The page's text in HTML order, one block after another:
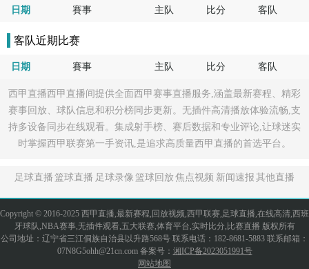
日期 賽事 主队 比分 客队
客队近期比赛
日期 賽事 主队 比分 客队
西甲直播西甲直播间提供全面西甲赛事直播服务,涵盖最新赛程、精彩
赛事回放、球队信息和积分榜同步更新。无插件高清播放体验流畅,支
持多设备同步在线观看。集成射手榜、赛后数据和专业评论,让球迷实
时掌握西甲联赛第一手资讯,是追求高质量西甲直播的首选平台。
足球直播 篮球直播 足球录像 篮球回放 焦点视频 新闻速报 其他直播
Copyright © 2016-2025 西甲直播,最新赛程,回放视频,西甲联赛,足球直播,在线高清,西班
牙球队,NBA赛事,无插件观看,五大联赛,体育平台,实时比分,比赛直播 版权所有
公司地址：辽宁省三江侗族自治县以升路568号 联系电话：182-8681-5883 联系邮箱：
07N8G5ohh@21cn.com 备案号： 湘ICP备2023051991号
网站地图